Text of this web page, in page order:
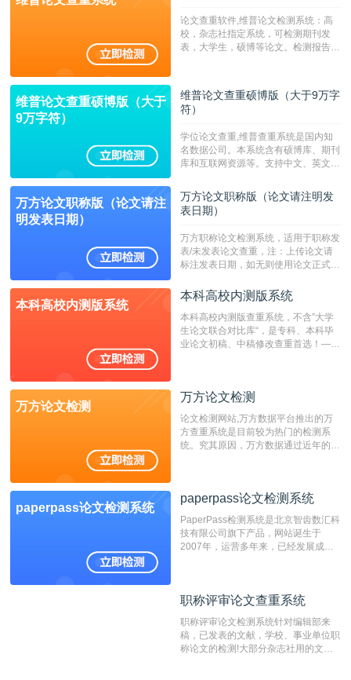
论文查重软件,维普论文检测系统：高
校，杂志社指定系统，可检测期刊发
表，大学生，硕博等论文。检测报告支
维普论文查重硕博版（大于
9万字符）
维普论文查重硕博版（大于9万字
符）
学位论文查重,维普查重系统是国内知
名数据公司。本系统含有硕博库、期刊
库和互联网资源等。支持中文、英文、
定院校！！！
万方论文职称版（论文请注
明发表日期）
万方论文职称版（论文请注明发
表日期）
万方职称论文检测系统，适用于职称发
表/未发表论文查重，注：上传论文请
标注发表日期，如无则使用论文正式发
成时间作为发表日期。
本科高校内测版系统
本科高校内测版系统
本科高校内测版查重系统，不含”大学
生论文联合对比库“，是专科、本科毕
业论文初稿、中稿修改查重首选！——
万方论文检测
万方论文检测
论文检测网站,万方数据平台推出的万
方查重系统是目前较为热门的检测系
统。究其原因，万方数据通过近年的发
非。其次，相对于知网而言，万方检测
重的推荐系统。
paperpass论文检测系统
paperpass论文检测系统
PaperPass检测系统是北京智齿数汇科
技有限公司旗下产品，网站诞生于
2007年，运营多年来，已经发展成为
检测速度快、精度高，市场反映良好。
职称评审论文查重系统
职称评审论文检测系统针对编辑部来
稿，已发表的文献，学校、事业单位职
称论文的检测!大部分杂志社用的文献